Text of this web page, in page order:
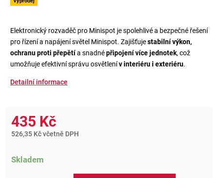
Elektronický rozvaděč pro Minispot je spolehlivé a bezpečné řešení
pro řízení a napájení světel Minispot. Zajišťujestabilní výkon,
ochranu proti přepětía snadnépřipojení více jednotek, což
umožňuje efektivní správu osvětlenív interiéru i exteriéru.
Detailní informace
435 Kč
526,35 Kč včetně DPH
Skladem